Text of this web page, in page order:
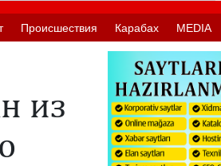
Происшествия Карабах MEDIA
из